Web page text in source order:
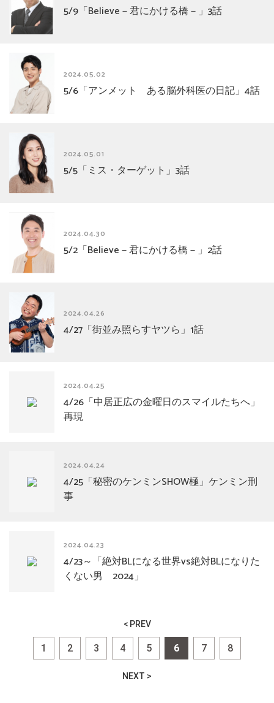
5/9「Believe－君にかける橋－」3話
2024.05.02
5/6「アンメット ある脳外科医の日記」4話
2024.05.01
5/5「ミス・ターゲット」3話
2024.04.30
5/2「Believe－君にかける橋－」2話
2024.04.26
4/27「街並み照らすヤツら」1話
2024.04.25
4/26「中居正広の金曜日のスマイルたちへ」
再現
2024.04.24
4/25「秘密のケンミンSHOW極」ケンミン刑
事
2024.04.23
4/23～「絶対BLになる世界vs絶対BLになりた
くない男 2024」
< PREV
1 2 3 4 5 6 7 8
NEXT >